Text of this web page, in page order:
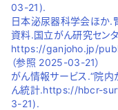
03-21).
日本泌尿器科学会ほか.
資料.国立がん研究セン
https://ganjoho.jp/
（参照 2025-03-21）
がん情報サービス.“院
ん統計.https://hbcr-
3-21).